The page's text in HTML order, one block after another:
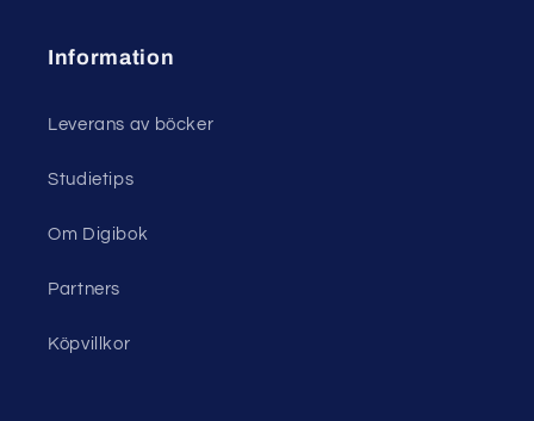
Information
Leverans av böcker
Studietips
Om Digibok
Partners
Köpvillkor